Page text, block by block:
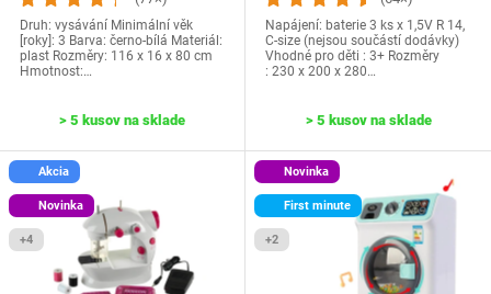
Druh: vysávání Minimální věk
[roky]: 3 Barva: černo-bílá Materiál:
plast Rozměry: 116 x 16 x 80 cm
Hmotnost:…
> 5 kusov na sklade
Napájení: baterie 3 ks x 1,5V R 14,
C-size (nejsou součástí dodávky)
Vhodné pro děti : 3+ Rozměry
: 230 x 200 x 280…
> 5 kusov na sklade
Akcia
Novinka
+4
Novinka
First minute
+2